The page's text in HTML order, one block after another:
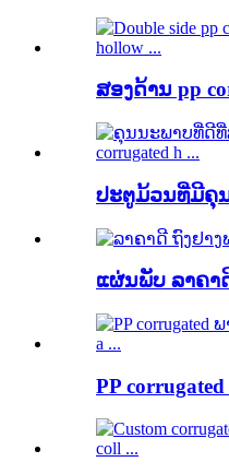
ສອງດ້ານ pp
ປະຕູມ້ວນທີ່ມີຄຸ
ແຜ່ນພັບ ລາຄາ
PP